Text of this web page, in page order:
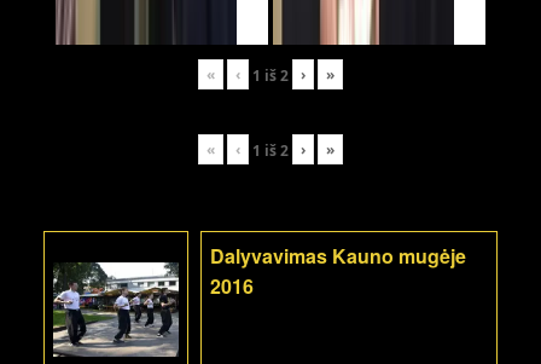
« ‹ 1 iš2 › »
« ‹ 1 iš2 › »
Dalyvavimas Kauno mugėje
2016